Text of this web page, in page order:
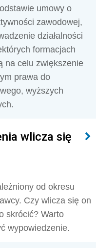
umowy o
zawodowej,
działalności
formacjach
na celu zwiększenie
prawa do
wyższych
wlicza się
od okresu
Czy wlicza się on
skrócić? Warto
wypowiedzenie.